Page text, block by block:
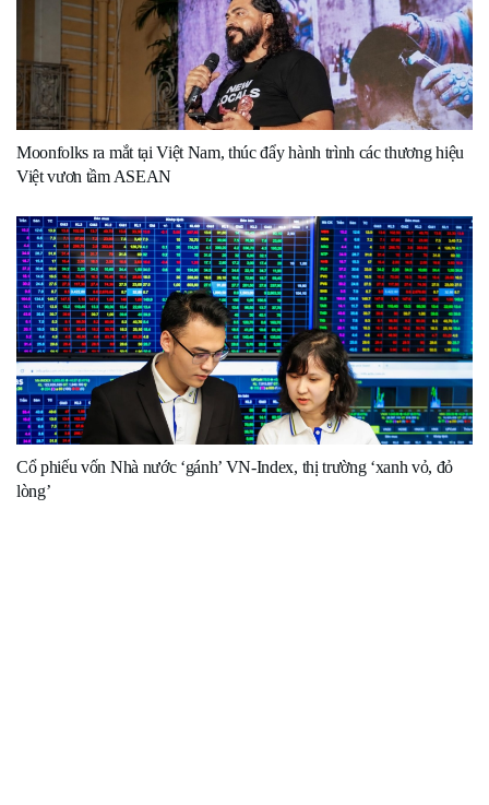
Moonfolks ra mắt tại Việt Nam, thúc đẩy hành trình các thương hiệu
Việt vươn tầm ASEAN
Cổ phiếu vốn Nhà nước ‘gánh’ VN-Index, thị trường ‘xanh vỏ, đỏ
lòng’